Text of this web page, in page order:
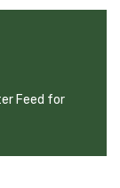
Feed for